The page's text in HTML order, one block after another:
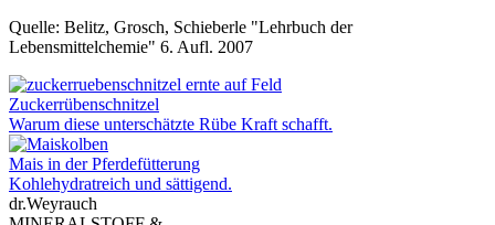
Quelle: Belitz, Grosch, Schieberle "Lehrbuch der
Lebensmittelchemie" 6. Aufl. 2007
Zuckerrübenschnitzel
Warum diese unterschätzte Rübe Kraft schafft.
Mais in der Pferdefütterung
Kohlehydratreich und sättigend.
dr.Weyrauch